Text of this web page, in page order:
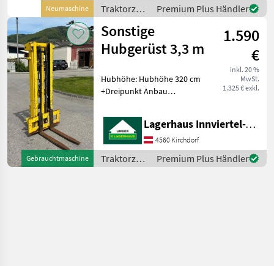
Neumaschine
Traktorzubehör
/ Sonstige
Premium Plus Händler
Gebrauchtmaschine
Sonstige
Hubgerüst 3,3 m
1.590
€
inkl. 20 %
MwSt.
1.325 € exkl.
Hubhöhe: Hubhöhe 320 cm
+Dreipunkt Anbau
Traktorzubehör
Heckstapler
Lagerhaus Innviertel-Traunviertel-Urfahr eGen, Kirchdorf
4560 Kirchdorf
Traktorzubehör
/ Sonstige
Premium Plus Händler